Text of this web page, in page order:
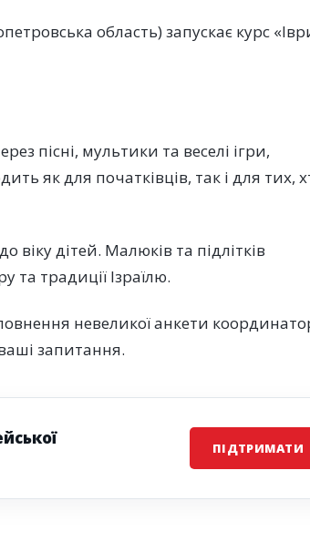
область) запускає курс
пісні, мультики та веселі ігри,
як для початківців, так і для тих,
дітей. Малюків та підлітків
та традиції Ізраїлю.
невеликої анкети
запитання.
ПІДТРИМАТИ